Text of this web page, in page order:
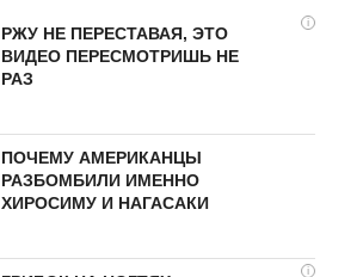
i
РЖУ НЕ ПЕРЕСТАВАЯ, ЭТО
ВИДЕО ПЕРЕСМОТРИШЬ НЕ
РАЗ
ПОЧЕМУ АМЕРИКАНЦЫ
РАЗБОМБИЛИ ИМЕННО
ХИРОСИМУ И НАГАСАКИ
i